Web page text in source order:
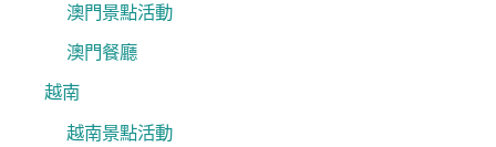
澳門景點活動
澳門餐廳
越南
越南景點活動